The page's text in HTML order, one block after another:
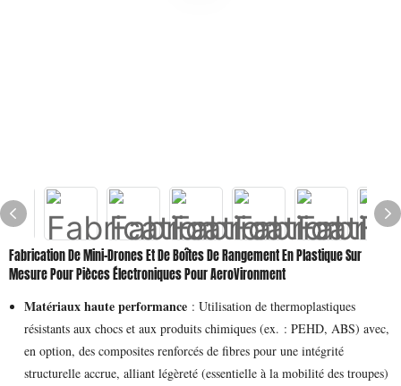
Fabrication De Mini-Drones Et De Boîtes De Rangement En Plastique Sur
Mesure Pour Pièces Électroniques Pour AeroVironment
Matériaux haute performance: Utilisation de thermoplastiques
résistants aux chocs et aux produits chimiques (ex. : PEHD, ABS) avec,
en option, des composites renforcés de fibres pour une intégrité
structurelle accrue, alliant légèreté (essentielle à la mobilité des troupes)